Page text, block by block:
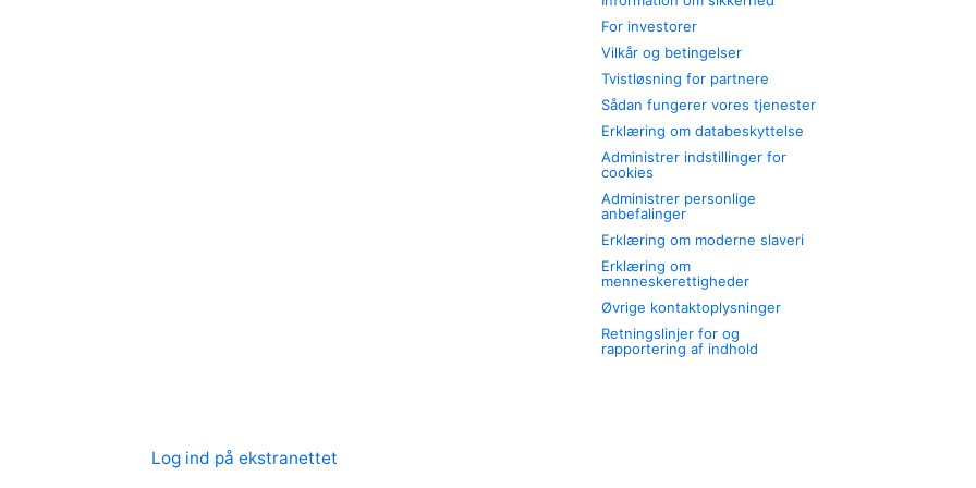
For investorer
Vilkår og betingelser
Tvistløsning for partnere
Sådan fungerer vores tjenester
Erklæring om databeskyttelse
Administrer indstillinger for
cookies
Administrer personlige
anbefalinger
Erklæring om moderne slaveri
Erklæring om
menneskerettigheder
Øvrige kontaktoplysninger
Retningslinjer for og
rapportering af indhold
Log ind på ekstranettet